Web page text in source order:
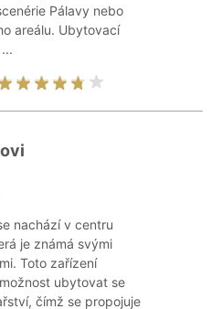
Pálavy nebo
areálu. Ubytovací
nachází v centru
je známá svými
Toto zařízení
ubytovat se
čímž se propojuje